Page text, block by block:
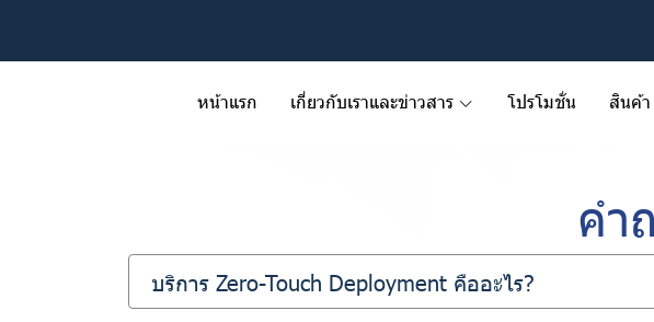
หน้าแรก เกี่ยวกับเราและข่าวสาร โปรโมชั่น สินค้า
คำ
บริการ Zero-Touch Deployment คืออะไร?